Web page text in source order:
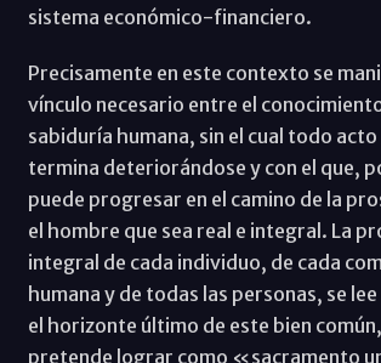
sistema económico-financiero.
Precisamente en este contexto se
vínculo necesario entre el
sabiduría humana, sin el cual todo
termina deteriorándose y con el que,
puede progresar en el camino de la
el hombre que sea real e integral. La
integral de cada individuo, de cada
humana y de todas las personas, se
el horizonte último de este bien
pretende lograr como «sacramento